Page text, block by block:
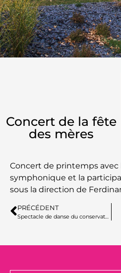
Concert de la fête
des mères
Concert de printemps avec
symphonique et la
sous la direction de
PRÉCÉDENT
Spectacle de danse du conservatoire